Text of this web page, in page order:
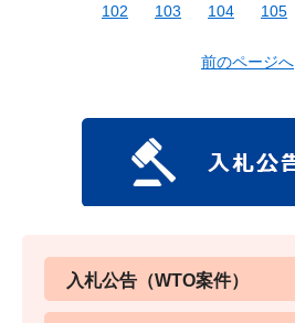
102
103 104 105
前のページへ
入札公告（WTO案件）